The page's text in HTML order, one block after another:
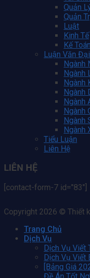
Quản
Quản
Luật
Kinh Tế
Kế Toán
Luận Văn
Ngành
Ngành
Ngành
Ngành
Ngành
Ngành
Ngành
Ngành
Tiểu Luận
Liên Hệ
LIÊN HỆ
[contact-form-7 id="83"]
Copyright 2026 © Thiết
Trang Chủ
Dịch Vụ
Dịch Vụ Viết
Dịch Vụ Viết
[Bảng Giá